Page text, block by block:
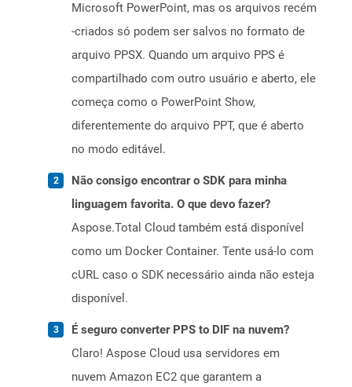
Microsoft PowerPoint, mas os arquivos recém
-criados só podem ser salvos no formato de
arquivo PPSX. Quando um arquivo PPS é
compartilhado com outro usuário e aberto, ele
começa como o PowerPoint Show,
diferentemente do arquivo PPT, que é aberto
no modo editável.
Não consigo encontrar o SDK para minha
linguagem favorita. O que devo fazer?
Aspose.Total Cloud também está disponível
como um Docker Container. Tente usá-lo com
cURL caso o SDK necessário ainda não esteja
disponível.
É seguro converter PPS to DIF na nuvem?
Claro! Aspose Cloud usa servidores em
nuvem Amazon EC2 que garantem a